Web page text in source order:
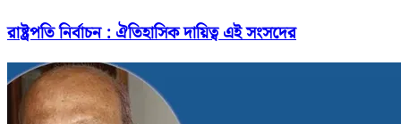
রাষ্ট্রপতি নির্বাচন : ঐতিহাসিক দায়িত্ব এই সংসদের